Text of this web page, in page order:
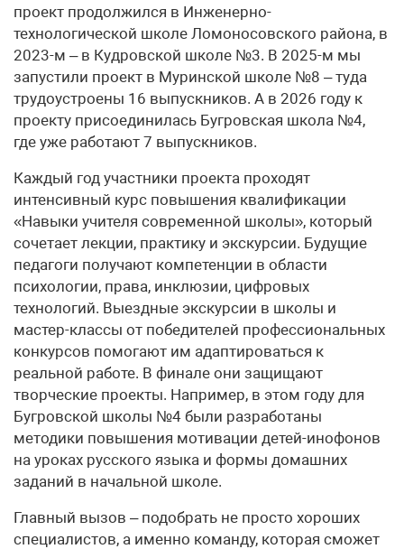
проект продолжился в Инженерно-
технологической школе Ломоносовского района, в
2023-м – в Кудровской школе №3. В 2025-м мы
запустили проект в Муринской школе №8 – туда
трудоустроены 16 выпускников. А в 2026 году к
проекту присоединилась Бугровская школа №4,
где уже работают 7 выпускников.
Каждый год участники проекта проходят
интенсивный курс повышения квалификации
«Навыки учителя современной школы», который
сочетает лекции, практику и экскурсии. Будущие
педагоги получают компетенции в области
психологии, права, инклюзии, цифровых
технологий. Выездные экскурсии в школы и
мастер-классы от победителей профессиональных
конкурсов помогают им адаптироваться к
реальной работе. В финале они защищают
творческие проекты. Например, в этом году для
Бугровской школы №4 были разработаны
методики повышения мотивации детей-инофонов
на уроках русского языка и формы домашних
заданий в начальной школе.
Главный вызов – подобрать не просто хороших
специалистов, а именно команду, которая сможет